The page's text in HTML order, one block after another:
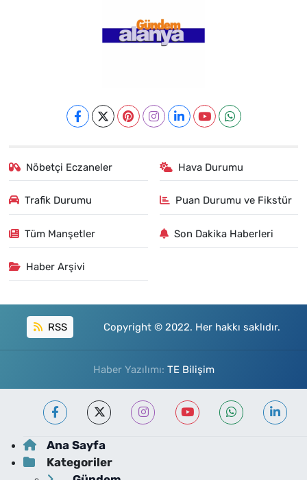
Nöbetçi Eczaneler Hava Durumu
Trafik Durumu Puan Durumu ve Fikstür
Tüm Manşetler Son Dakika Haberleri
Haber Arşivi
RSS Copyright © 2022. Her hakkı saklıdır.
Haber Yazılımı: TE Bilişim
Ana Sayfa
Kategoriler